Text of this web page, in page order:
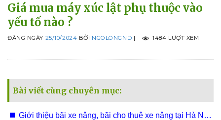
Giá mua máy xúc lật phụ thuộc vào
yếu tố nào ?
ĐĂNG NGÀY 25/10/2024 BỞI NGOLONGND | 1484 LƯỢT XEM
Bài viết cùng chuyên mục:
Giới thiệu bãi xe nâng, bãi cho thuê xe nâng tại Hà Nội,